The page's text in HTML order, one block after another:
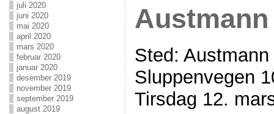
juli 2020
juni 2020
mai 2020
april 2020
mars 2020
februar 2020
januar 2020
desember 2019
november 2019
september 2019
august 2019
Austmann
Sted:
Sluppenvegen
Tirsdag 12.